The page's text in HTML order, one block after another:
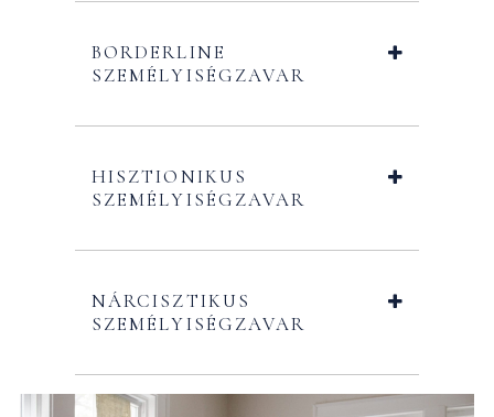
BORDERLINE
SZEMÉLYISÉGZAVAR
HISZTIONIKUS
SZEMÉLYISÉGZAVAR
NÁRCISZTIKUS
SZEMÉLYISÉGZAVAR